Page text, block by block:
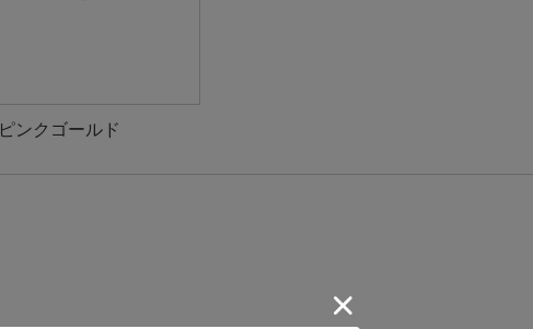
ピンクゴールド